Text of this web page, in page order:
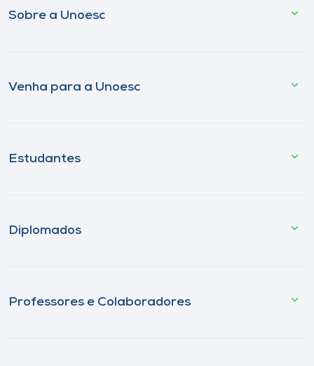
Sobre a Unoesc
Venha para a Unoesc
Estudantes
Diplomados
Professores e Colaboradores